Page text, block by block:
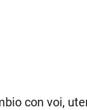
con voi,